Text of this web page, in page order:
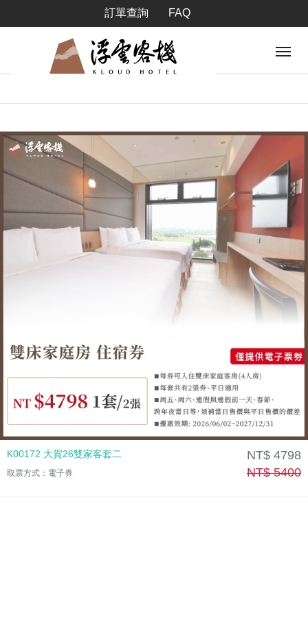
訂單查詢 FAQ
K00172 大賀26雙家客套二
取票方式：電子券
NT$ 4798
NT$ 5400